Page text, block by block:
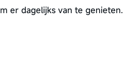
er dagelijks van te genieten.